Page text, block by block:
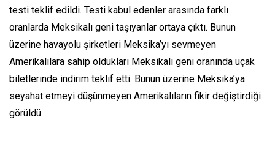
testi teklif edildi. Testi kabul edenler arasında farklı
oranlarda Meksikalı geni taşıyanlar ortaya çıktı. Bunun
üzerine havayolu şirketleri Meksika’yı sevmeyen
Amerikalılara sahip oldukları Meksikalı geni oranında uçak
biletlerinde indirim teklif etti. Bunun üzerine Meksika’ya
seyahat etmeyi düşünmeyen Amerikalıların fikir değiştirdiği
görüldü.